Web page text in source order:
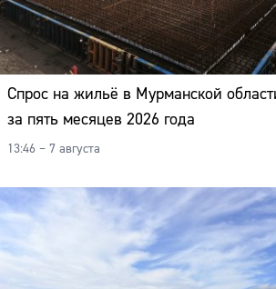
Спрос на жильё в Мурманской
за пять месяцев 2026 года
13:46 – 7 августа